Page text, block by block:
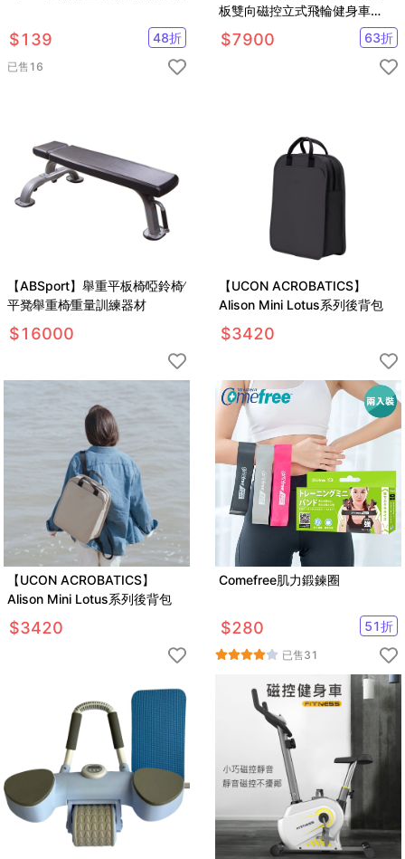
$139 48折
已售 16
板雙向磁控立式飛輪健身車
60400
$7900 63折
【ABSport】舉重平板椅∕啞鈴椅∕
平凳∕舉重椅∕重量訓練器材
$16000
【UCON ACROBATICS】
Alison Mini Lotus系列後背包
$3420
【UCON ACROBATICS】
Alison Mini Lotus系列後背包
$3420
Comefree肌力鍛鍊圈
$280 51折
已售31